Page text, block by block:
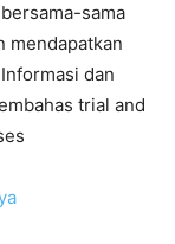
sama
mendapatkan
dan
trial and